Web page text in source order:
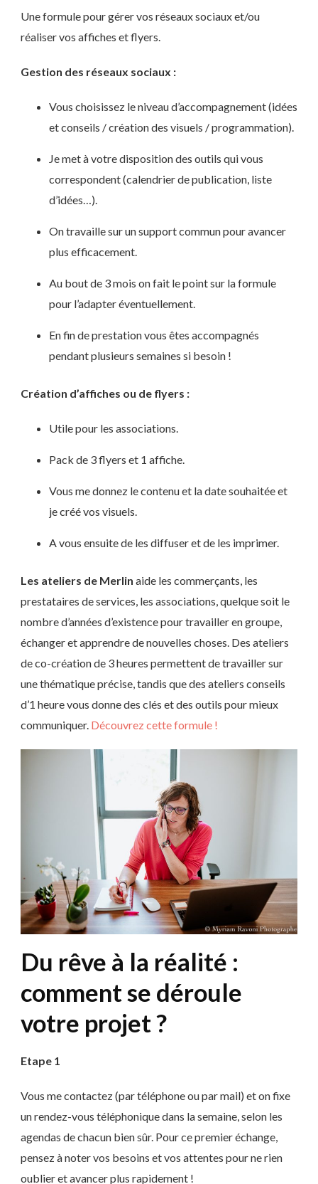
Une formule pour gérer vos réseaux sociaux et/ou
réaliser vos affiches et flyers.
Gestion des réseaux sociaux :
Vous choisissez le niveau d’accompagnement (idées
et conseils / création des visuels / programmation).
Je met à votre disposition des outils qui vous
correspondent (calendrier de publication, liste
d’idées…).
On travaille sur un support commun pour avancer
plus efficacement.
Au bout de 3 mois on fait le point sur la formule
pour l’adapter éventuellement.
En fin de prestation vous êtes accompagnés
pendant plusieurs semaines si besoin !
Création d’affiches ou de flyers :
Utile pour les associations.
Pack de 3 flyers et 1 affiche.
Vous me donnez le contenu et la date souhaitée et
je créé vos visuels.
A vous ensuite de les diffuser et de les imprimer.
Les ateliers de Merlin aide les commerçants, les
prestataires de services, les associations, quelque soit le
nombre d’années d’existence pour travailler en groupe,
échanger et apprendre de nouvelles choses. Des ateliers
de co-création de 3 heures permettent de travailler sur
une thématique précise, tandis que des ateliers conseils
d’1 heure vous donne des clés et des outils pour mieux
communiquer. Découvrez cette formule !
Du rêve à la réalité :
comment se déroule
votre projet ?
Etape 1
Vous me contactez (par téléphone ou par mail) et on fixe
un rendez-vous téléphonique dans la semaine, selon les
agendas de chacun bien sûr. Pour ce premier échange,
pensez à noter vos besoins et vos attentes pour ne rien
oublier et avancer plus rapidement !